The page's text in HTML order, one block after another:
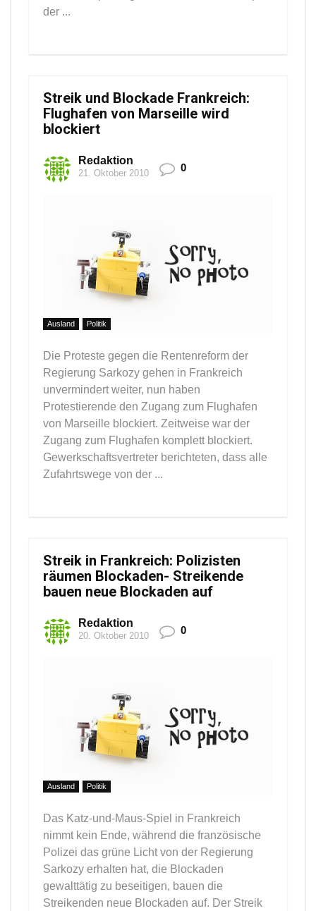
der ...
Streik und Blockade Frankreich:
Flughafen von Marseille wird
blockiert
Redaktion
21. Oktober 2010 0
Ausland Politik
Die Proteste gegen die Rentenreform der
Regierung Sarkozy gehen in Frankreich
unvermindert weiter, nun haben
Protestierende den Zugang zum Flughafen
von Marseille blockiert. Zeitweise war der
Zugang zum Flughafen komplett blockiert.
Gewerkschaftsvertreter berichteten, dass alle
Zufahrtswege von der ...
Streik in Frankreich: Polizisten
räumen Blockaden- Streikende
bauen neue Blockaden auf
Redaktion
20. Oktober 2010 0
Ausland Politik
Das Katz-und-Maus-Spiel in Frankreich
nimmt kein Ende, während die französische
Polizei das grüne Licht von der Regierung
Sarkozy erhalten hat, die Blockaden
gewalttätig zu beseitigen, bauen die
Streikenden neue Blockaden auf. Der Streik